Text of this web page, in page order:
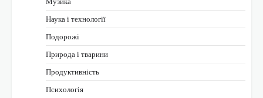
Наука і технології
Подорожі
Природа і тварини
Продуктивність
Психологія